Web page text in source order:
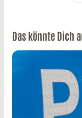
Das könnte Dich